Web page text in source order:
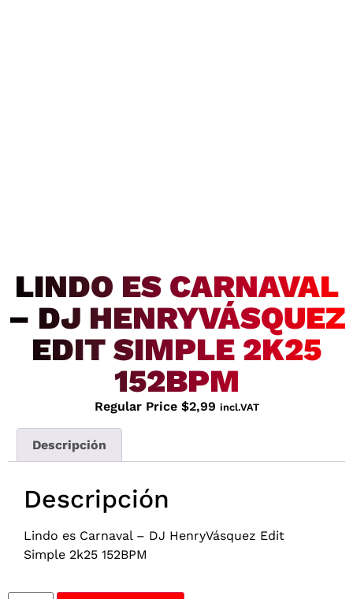
LINDO ES CARNAVAL
– DJ HENRYVÁSQUEZ
EDIT SIMPLE 2K25
152BPM
Regular Price $2,99 incl.VAT
Descripción
Descripción
Lindo es Carnaval – DJ HenryVásquez Edit
Simple 2k25 152BPM